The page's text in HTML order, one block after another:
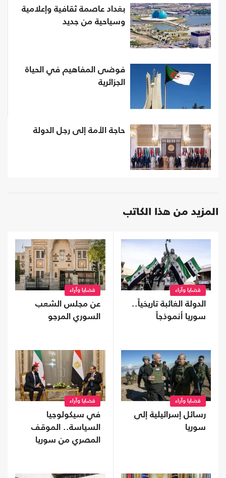
بغداد عاصمة ثقافية وإعلامية
وسياحية من جديد
فوضى المفاهيم في الحياة
الجزائرية
حاجة الأمة إلى رجل الدولة
المزيد من هذا الكاتب
قضايا وآراء
الدولة الغائبة تاريخياً..
سوريا أنموذجاً
قضايا وآراء
عن مجلس الشعب
السوري المرجو
قضايا وآراء
رسائل إسرائيلية إلى
سوريا
قضايا وآراء
في سيكولوجيا
السياسة.. الموقف
المصري من سوريا